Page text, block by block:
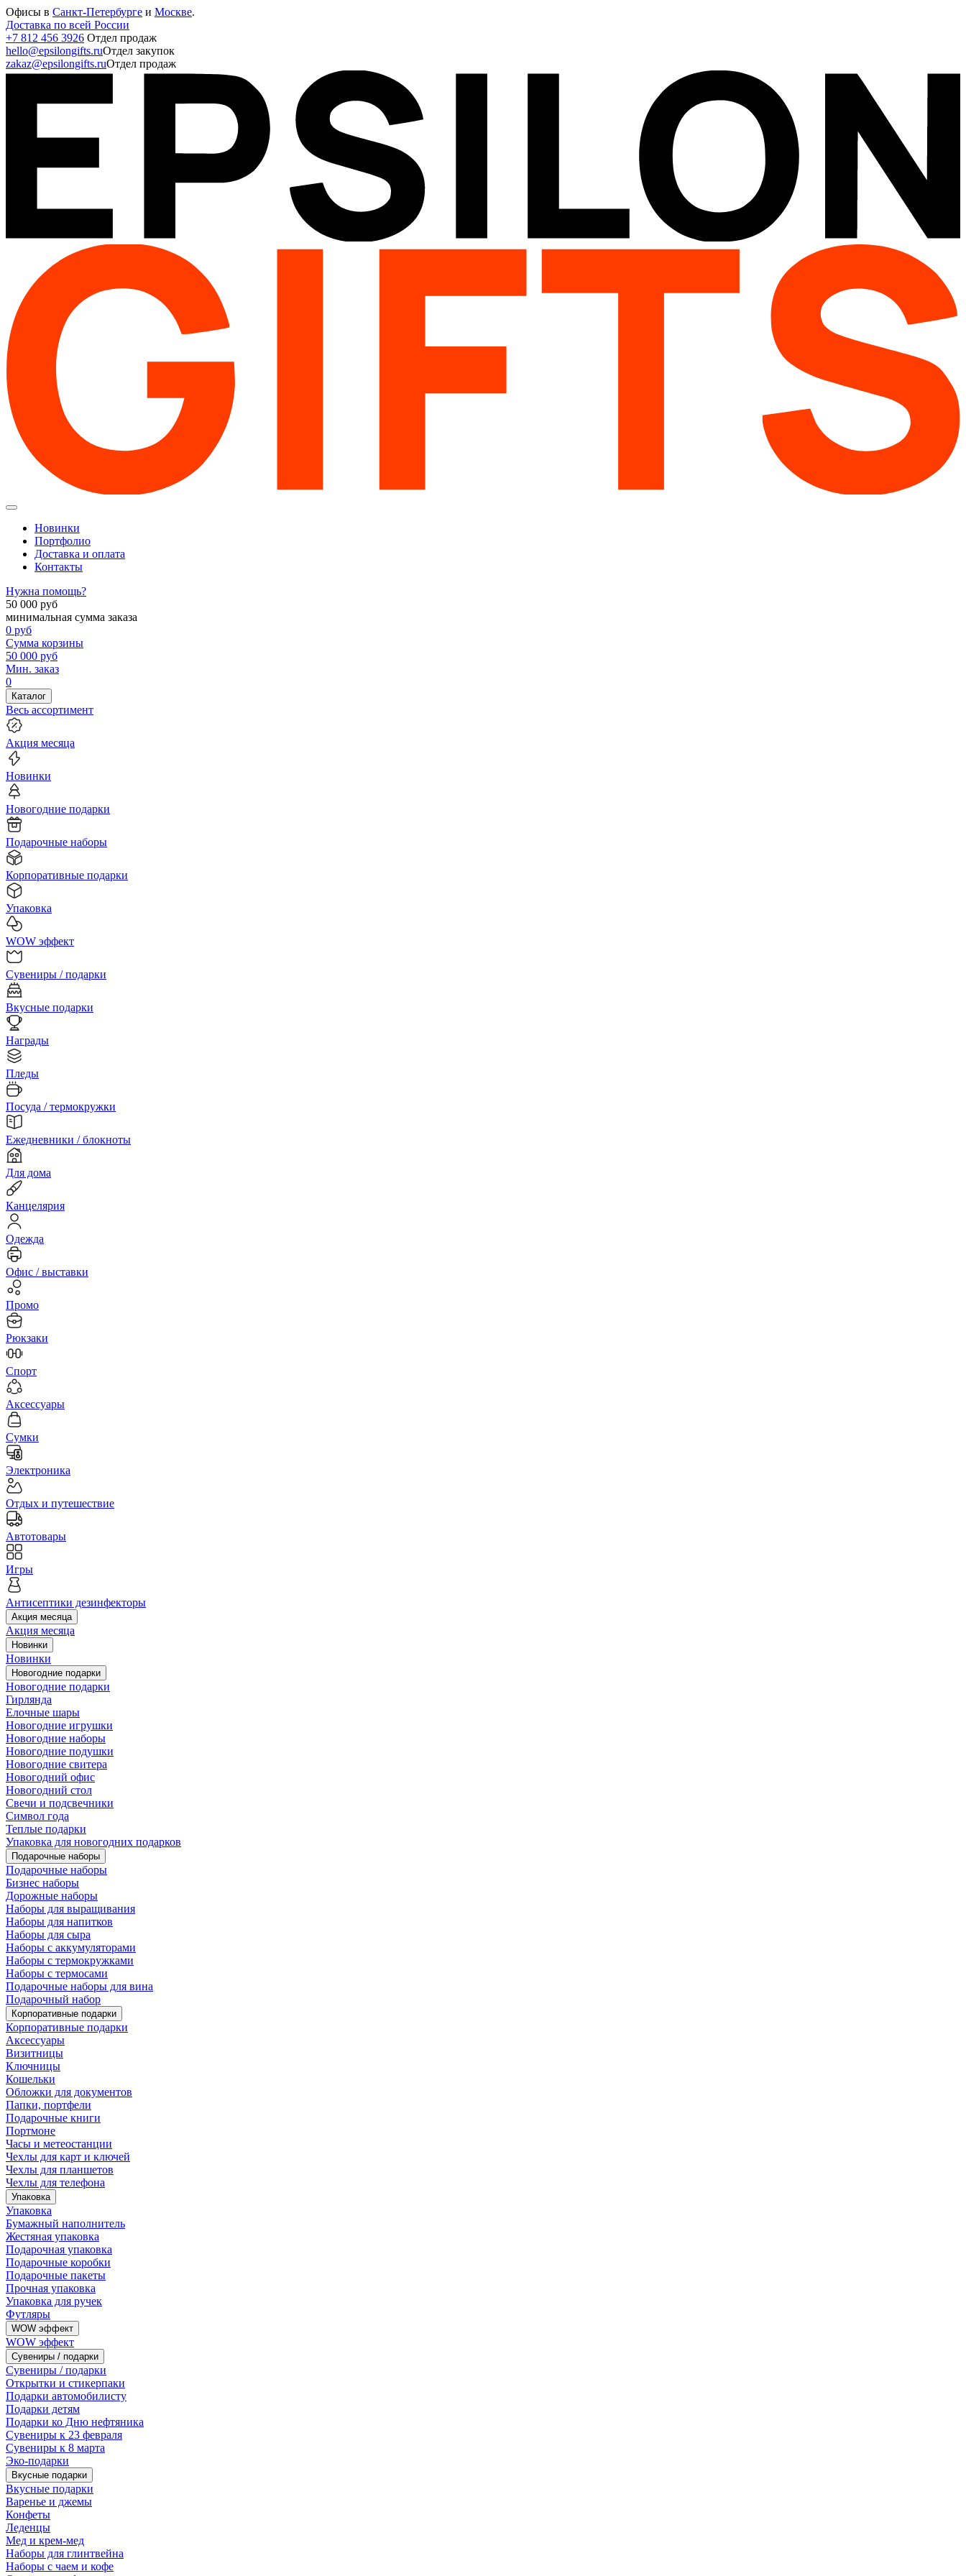
Офисы в Санкт-Петербурге и Москве.
Доставка по всей России
+7 812 456 3926 Отдел продаж
hello@epsilongifts.ruОтдел закупок
zakaz@epsilongifts.ruОтдел продаж
Новинки
Портфолио
Доставка и оплата
Контакты
Нужна помощь?
50 000 руб
минимальная сумма заказа
0 руб
Сумма корзины
50 000 руб
Мин. заказ
0
Каталог
Весь ассортимент
Акция месяца
Новинки
Новогодние подарки
Подарочные наборы
Корпоративные подарки
Упаковка
WOW эффект
Сувениры / подарки
Вкусные подарки
Награды
Пледы
Посуда / термокружки
Ежедневники / блокноты
Для дома
Канцелярия
Одежда
Офис / выставки
Промо
Рюкзаки
Спорт
Аксессуары
Сумки
Электроника
Отдых и путешествие
Автотовары
Игры
Антисептики дезинфекторы
Акция месяца
Акция месяца
Новинки
Новинки
Новогодние подарки
Новогодние подарки
Гирлянда
Елочные шары
Новогодние игрушки
Новогодние наборы
Новогодние подушки
Новогодние свитера
Новогодний офис
Новогодний стол
Свечи и подсвечники
Символ года
Теплые подарки
Упаковка для новогодних подарков
Подарочные наборы
Подарочные наборы
Бизнес наборы
Дорожные наборы
Наборы для выращивания
Наборы для напитков
Наборы для сыра
Наборы с аккумуляторами
Наборы с термокружками
Наборы с термосами
Подарочные наборы для вина
Подарочный набор
Корпоративные подарки
Корпоративные подарки
Аксессуары
Визитницы
Ключницы
Кошельки
Обложки для документов
Папки, портфели
Подарочные книги
Портмоне
Часы и метеостанции
Чехлы для карт и ключей
Чехлы для планшетов
Чехлы для телефона
Упаковка
Упаковка
Бумажный наполнитель
Жестяная упаковка
Подарочная упаковка
Подарочные коробки
Подарочные пакеты
Прочная упаковка
Упаковка для ручек
Футляры
WOW эффект
WOW эффект
Сувениры / подарки
Сувениры / подарки
Открытки и стикерпаки
Подарки автомобилисту
Подарки детям
Подарки ко Дню нефтяника
Сувениры к 23 февраля
Сувениры к 8 марта
Эко-подарки
Вкусные подарки
Вкусные подарки
Варенье и джемы
Конфеты
Леденцы
Мед и крем-мед
Наборы для глинтвейна
Наборы с чаем и кофе